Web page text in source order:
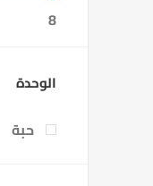
8
الوحدة
حبة